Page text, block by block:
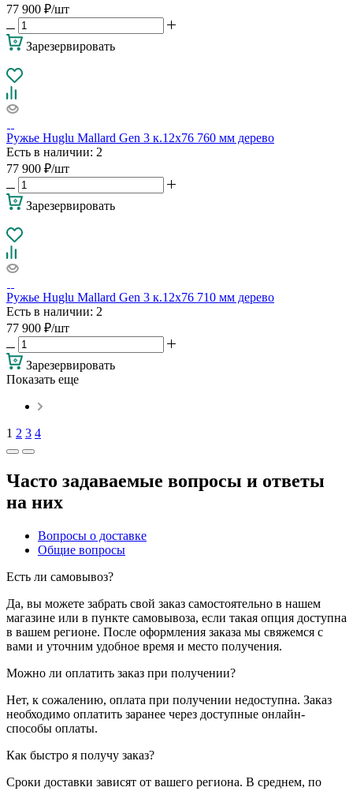
77 900 ₽/шт
Зарезервировать
Ружье Huglu Mallard Gen 3 к.12х76 760 мм дерево
Есть в наличии: 2
77 900 ₽/шт
Зарезервировать
Ружье Huglu Mallard Gen 3 к.12х76 710 мм дерево
Есть в наличии: 2
77 900 ₽/шт
Зарезервировать
Показать еще
1 2 3 4
Часто задаваемые вопросы и ответы
на них
Вопросы о доставке
Общие вопросы
Есть ли самовывоз?
Да, вы можете забрать свой заказ самостоятельно в нашем
магазине или в пункте самовывоза, если такая опция доступна
в вашем регионе. После оформления заказа мы свяжемся с
вами и уточним удобное время и место получения.
Можно ли оплатить заказ при получении?
Нет, к сожалению, оплата при получении недоступна. Заказ
необходимо оплатить заранее через доступные онлайн-
способы оплаты.
Как быстро я получу заказ?
Сроки доставки зависят от вашего региона. В среднем, по